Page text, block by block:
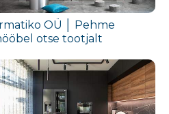
1 789
Jaga
OÜ │ Pehme
otse tootjalt